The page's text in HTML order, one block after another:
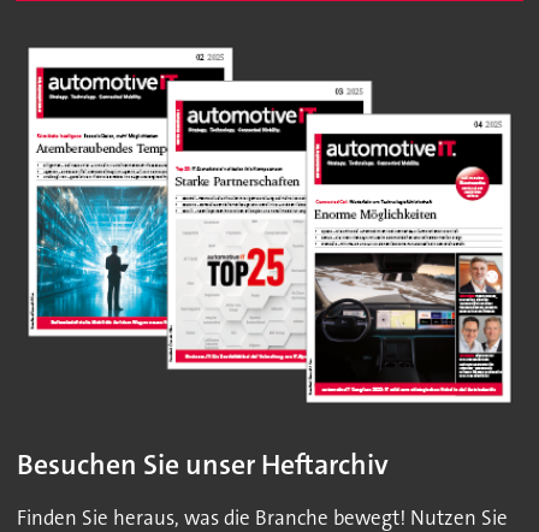
Besuchen Sie unser Heftarchiv
Finden Sie heraus, was die Branche bewegt! Nutzen Sie